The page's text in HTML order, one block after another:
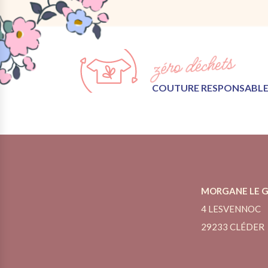
zéro déchets
COUTURE
MORGANE LE
4 LESVENNOC
29233 CLÉDER